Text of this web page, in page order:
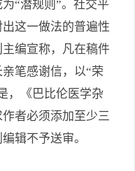
“潜规则”。社交平
这一做法的普遍性
编宣称，凡在稿件
笔感谢信，以“荣
，《巴比伦医学杂
者必须添加至少三
辑不予送审。